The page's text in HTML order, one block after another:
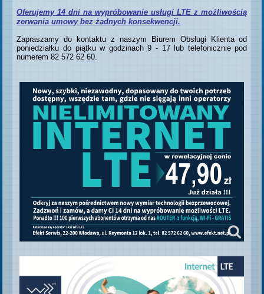
Oferujemy 14 dni na wypróbowanie usługi LTE z możliwością
zerwania umowy bez żadnych konsekwencji.
Zapraszamy do kontaktu z naszym Biurem Obsługi Klienta od
poniedziałku do piątku w godzinach 9 - 17 lub telefonicznie pod
numerem 82 572 62 60.